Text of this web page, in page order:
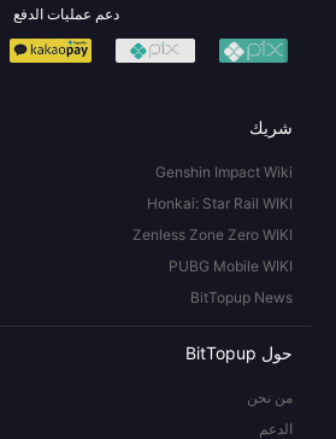
دعم عمليات الدفع
شريك
Genshin Impact Wiki
Honkai: Star Rail WIKI
Zenless Zone Zero WIKI
PUBG Mobile WIKI
BitTopup News
حول BitTopup
من نحن
الدعم